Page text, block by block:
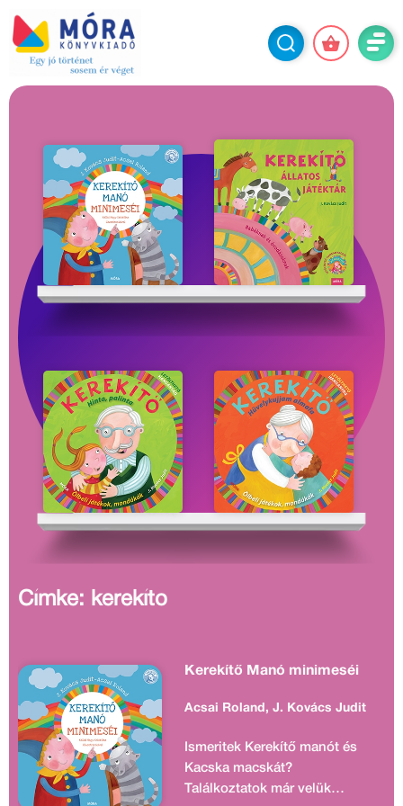
Címke: kerekíto
Kerekítő Manó minimeséi
Acsai Roland, J. Kovács Judit
Ismeritek Kerekítő manót és
Kacska macskát?
Találkoztatok már velük